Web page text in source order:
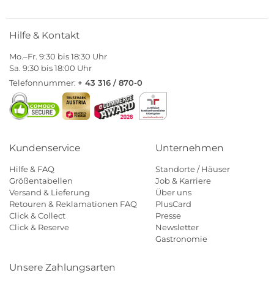
Hilfe & Kontakt
Mo.–Fr. 9:30 bis 18:30 Uhr
Sa. 9:30 bis 18:00 Uhr
Telefonnummer: + 43 316 / 870-0
Kundenservice
Hilfe & FAQ
Größentabellen
Versand & Lieferung
Retouren & Reklamationen FAQ
Click & Collect
Click & Reserve
Unternehmen
Standorte / Häuser
Job & Karriere
Über uns
PlusCard
Presse
Newsletter
Gastronomie
Unsere Zahlungsarten